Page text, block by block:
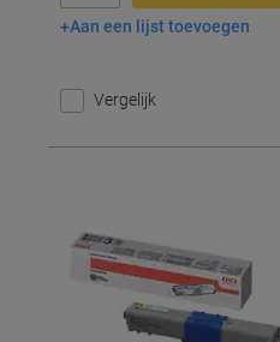
In winkelwagen
Aan een lijst toevoegen
Vergelijk